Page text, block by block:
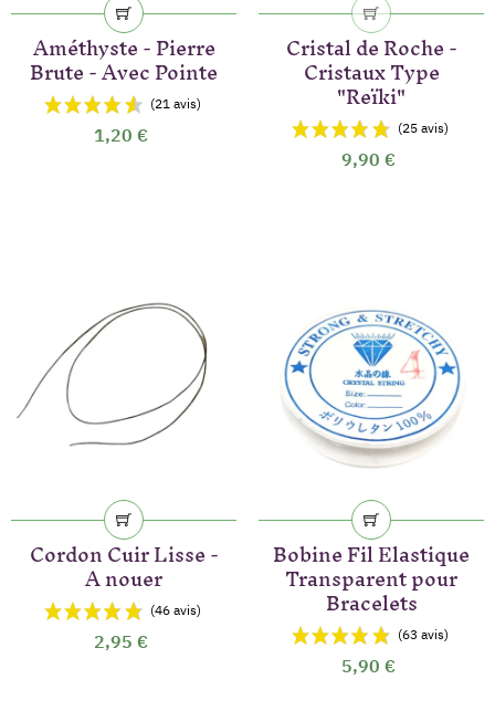
(80 avis)
Améthyste - Pierre
Brute - Avec Pointe
1,20 €
Cristal de Roche -
Cristaux Type
"Reïki"
9,90 €
Cordon Cuir Lisse -
A nouer
2,95 €
Bobine Fil Elastique
Transparent pour
Bracelets
5,90 €